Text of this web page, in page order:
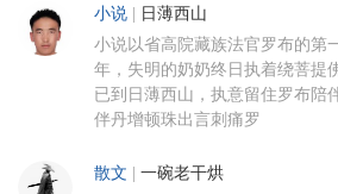
小说 日薄西山
小说以省高院藏族法官罗布的第
年，失明的奶奶终日执着绕菩提
已到日薄西山，执意留住罗布陪
伴丹增顿珠出言刺痛罗
散文 一碗老干烘